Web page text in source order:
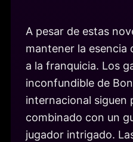
A pesar de estas
mantener la esencia
a la franquicia. Los
inconfundible de
internacional siguen
combinado con un
jugador intrigado.